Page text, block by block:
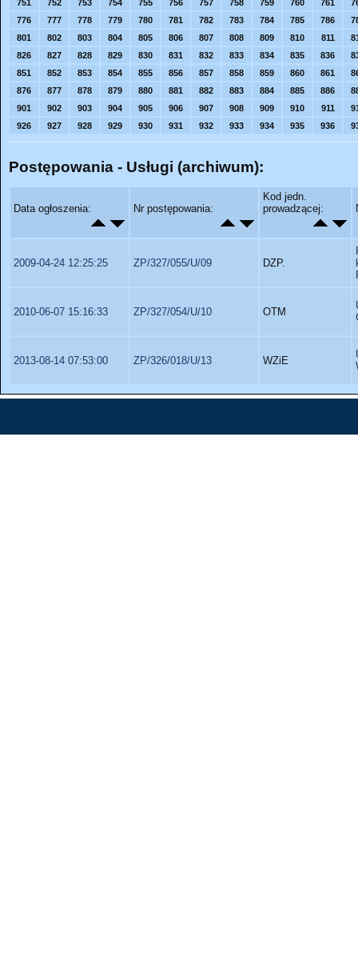
751
752 753 754 755 756 757 758 759 760 761
776
777 778 779 780 781 782 783 784 785 786
801
802 803 804 805 806 807 808 809 810 811
826
827 828 829 830 831 832 833 834 835 836
851
852 853 854 855 856 857 858 859 860 861
876
877 878 879 880 881 882 883 884 885 886
901
902 903 904 905 906 907 908 909 910 911
926
927 928 929 930 931 932 933 934 935 936
Postępowania - Usługi (archiwum):
Data ogłoszenia: Nr postępowania:
Kod jedn.
prowadzącej:
2009-04-24 12:25:25 ZP/327/055/U/09 DZP.
2010-06-07 15:16:33 ZP/327/054/U/10 OTM
2013-08-14 07:53:00 ZP/326/018/U/13 WZiE